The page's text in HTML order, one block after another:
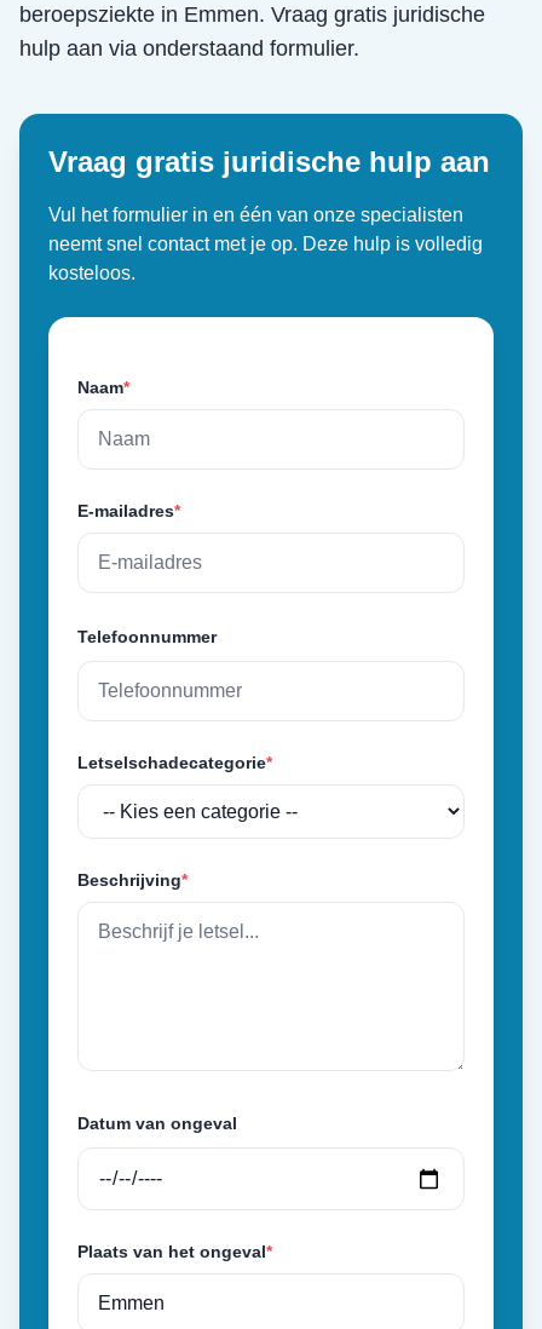
beroepsziekte in Emmen. Vraag gratis juridische
hulp aan via onderstaand formulier.
Vraag gratis juridische hulp aan
Vul het formulier in en één van onze specialisten
neemt snel contact met je op. Deze hulp is volledig
kosteloos.
Naam*
E-mailadres*
Telefoonnummer
Letselschadecategorie*
Beschrijving*
Datum van ongeval
Plaats van het ongeval*